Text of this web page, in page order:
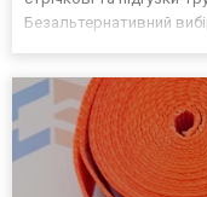
Безальтернативний